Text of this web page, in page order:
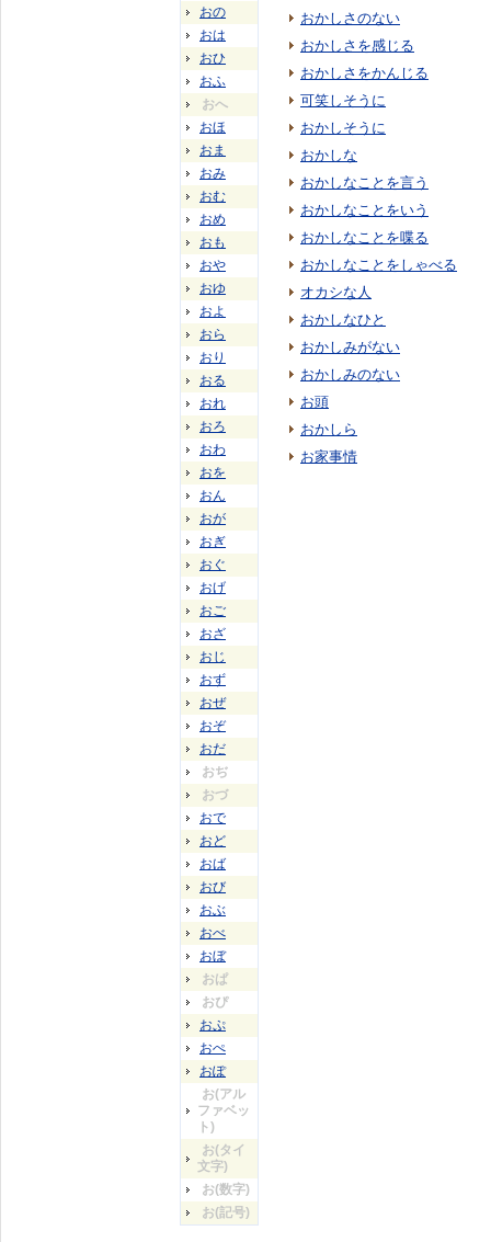
おの
おは
おひ
おふ
おへ
おほ
おま
おみ
おむ
おめ
おも
おや
おゆ
およ
おら
おり
おる
おれ
おろ
おわ
おを
おん
おが
おぎ
おぐ
おげ
おご
おざ
おじ
おず
おぜ
おぞ
おだ
おぢ
おづ
おで
おど
おば
おび
おぶ
おべ
おぼ
おぱ
おぴ
おぷ
おぺ
おぽ
お(アル
ファベッ
ト)
お(タイ
文字)
お(数字)
お(記号)
おかしさのない
おかしさを感じる
おかしさをかんじる
可笑しそうに
おかしそうに
おかしな
おかしなことを言う
おかしなことをいう
おかしなことを喋る
おかしなことをしゃべる
オカシな人
おかしなひと
おかしみがない
おかしみのない
お頭
おかしら
お家事情